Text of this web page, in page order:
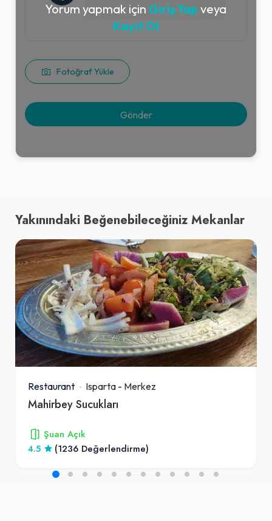
Fotoğraf Yükle
Yorum yapmak için Giriş Yap veya
Kayıt Ol
Yakınındaki Beğenebileceğiniz Mekanlar
Restaurant Isparta - Merkez
Mahirbey Sucukları
Şuan Açık
4.5
(1236 Değerlendirme)